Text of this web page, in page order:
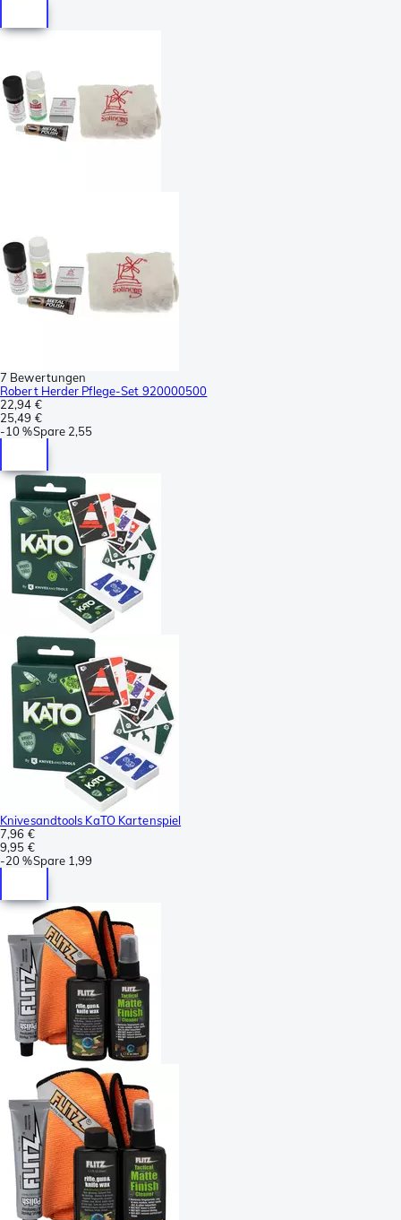
7 Bewertungen
Robert Herder Pflege-Set 920000500
22,94 €
25,49 €
-10 %Spare 2,55
Knivesandtools KaTO Kartenspiel
7,96 €
9,95 €
-20 %Spare 1,99